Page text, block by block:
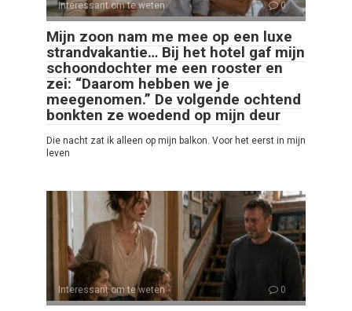
Interessant om te weten 0
Mijn zoon nam me mee op een luxe
strandvakantie… Bij het hotel gaf mijn
schoondochter me een rooster en
zei: “Daarom hebben we je
meegenomen.” De volgende ochtend
bonkten ze woedend op mijn deur
Die nacht zat ik alleen op mijn balkon. Voor het eerst in mijn
leven
Interessant om te weten 0